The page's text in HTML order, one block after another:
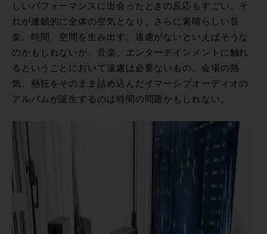
しいパフォーマンスに出会ったときの反応もすごい、そ
れが連鎖的に全体の空気となり、さらに素晴らしい音
楽、時間、空間を生み出す。遠慮がないといえばそうな
のかもしれないが、音楽、エンターテインメントに触れ
るということにおいて遠慮は必要ないもの。会場の熱
気、熱狂をそのまま詰め込んだイマーシブオーディオの
アルバムが誕生するのは時間の問題かもしれない。